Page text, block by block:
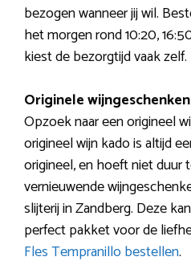
bezogen wanneer jij wil.
het morgen rond 10:20,
kiest de bezorgtijd vaak zelf.
Originele wijngeschenken
Opzoek naar een origineel
origineel wijn kado is altijd
origineel, en hoeft niet duur
vernieuwende
slijterij in Zandberg. Deze
perfect pakket voor de
Fles Tempranillo bestellen.